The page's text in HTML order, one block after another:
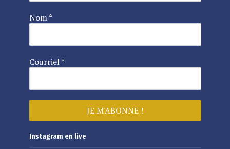
Nom*
Courriel*
Instagram en live